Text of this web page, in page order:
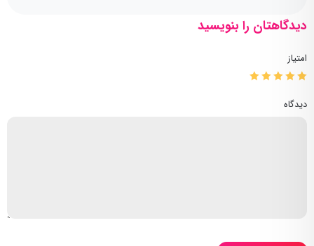
دیدگاهتان را بنویسید
امتیاز
دیدگاه